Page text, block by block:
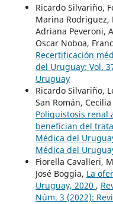
Ricardo Silvariño,
Marina Rodriguez,
Adriana Peveroni,
Oscar Noboa,
Recertificación
del Uruguay: Vol.
Uruguay
Ricardo Silvariño,
San Román,
Poliquistosis renal
benefician del
Médica del
Médica del
Fiorella Cavalleri,
José Boggia, La
Uruguay, 2020 ,
Núm. 3 (2022):